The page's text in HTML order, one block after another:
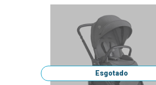
Esgotado